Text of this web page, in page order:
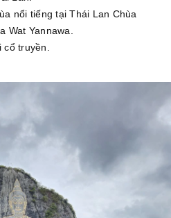
nổi tiếng tại Thái Lan Chùa
Wat Yannawa.
truyền.